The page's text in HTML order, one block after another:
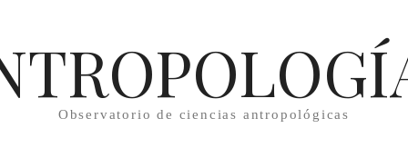
Observatorio de ciencias antropológicas